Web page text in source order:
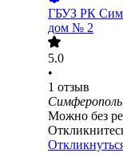
ГБУЗ РК
дом № 2
5.0
•
1 отзыв
Можно без